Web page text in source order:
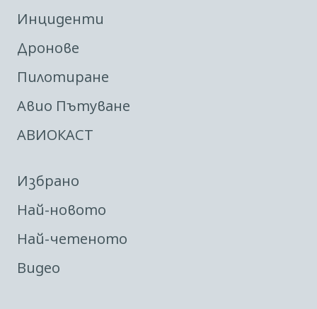
Инциденти
Дронове
Пилотиране
Авио Пътуване
АВИОКАСТ
Избрано
Най-новото
Най-четеното
Видео